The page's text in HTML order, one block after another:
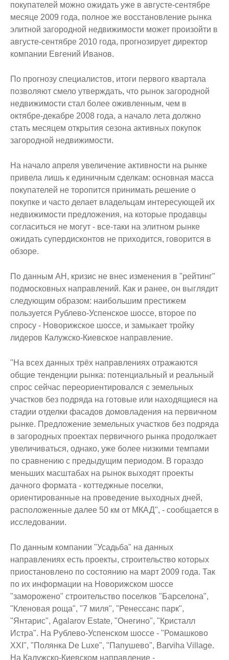
покупателей можно ожидать уже в августе-сентябре
месяце 2009 года, полное же восстановление рынка
элитной загородной недвижимости может произойти в
августе-сентябре 2010 года, прогнозирует директор
компании Евгений Иванов.
По прогнозу специалистов, итоги первого квартала
позволяют смело утверждать, что рынок загородной
недвижимости стал более оживленным, чем в
октябре-декабре 2008 года, а начало лета должно
стать месяцем открытия сезона активных покупок
загородной недвижимости.
На начало апреля увеличение активности на рынке
привела лишь к единичным сделкам: основная масса
покупателей не торопится принимать решение о
покупке и часто делает владельцам интересующей их
недвижимости предложения, на которые продавцы
согласиться не могут - все-таки на элитном рынке
ожидать супердисконтов не приходится, говорится в
обзоре.
По данным АН, кризис не внес изменения в "рейтинг"
подмосковных направлений. Как и ранее, он выглядит
следующим образом: наибольшим престижем
пользуется Рублево-Успенское шоссе, второе по
спросу - Новорижское шоссе, и замыкает тройку
лидеров Калужско-Киевское направление.
"На всех данных трёх направлениях отражаются
общие тенденции рынка: потенциальный и реальный
спрос сейчас переориентировался с земельных
участков без подряда на готовые или находящиеся на
стадии отделки фасадов домовладения на первичном
рынке. Предложение земельных участков без подряда
в загородных проектах первичного рынка продолжает
увеличиваться, однако, уже более низкими темпами
по сравнению с предыдущим периодом. В гораздо
меньших масштабах на рынок выходят проекты
дачного формата - коттеджные поселки,
ориентированные на проведение выходных дней,
расположенные далее 50 км от МКАД", - сообщается в
исследовании.
По данным компании "Усадьба" на данных
направлениях есть проекты, строительство которых
приостановлено по состоянию на март 2009 года. Так
по их информации на Новорижском шоссе
"заморожено" строительство поселков "Барселона",
"Кленовая роща", "7 миля", "Ренессанс парк",
"Янтарис", Agalarov Estate, "Онегино", "Кристалл
Истра". На Рублево-Успенском шоссе - "Ромашково
XXI", "Полянка De Luxe", "Папушево", Barviha Village.
На Калужско-Киевском направление -